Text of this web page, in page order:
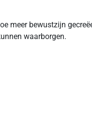
meer bewustzijn
waarborgen.